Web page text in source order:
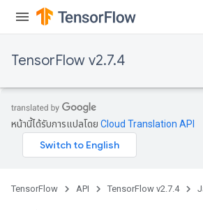
TensorFlow v2.7.4
หน้านี้ได้รับการแปลโดย Cloud Translation API
TensorFlow API TensorFlow v2.7.4